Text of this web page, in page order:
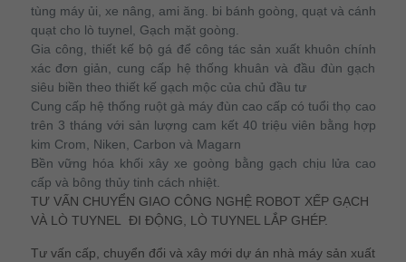
tùng máy ủi, xe nâng, ami ăng. bi bánh goòng, quạt và cánh
quạt cho lò tuynel, Gạch mặt goòng.
Gia công, thiết kế bộ gá để công tác sản xuất khuôn chính
xác đơn giản, cung cấp hệ thống khuân và đầu đùn gạch
siêu biền theo thiết kế gạch mộc của chủ đầu tư
Cung cấp hệ thống ruột gà máy đùn cao cấp có tuổi thọ cao
trên 3 tháng với sản lượng cam kết 40 triệu viên bằng hợp
kim Crom, Niken, Carbon và Magarn
Bền vững hóa khối xây xe goòng bằng gạch chịu lửa cao
cấp và bông thủy tinh cách nhiệt.
TƯ VẤN CHUYỂN GIAO CÔNG NGHỆ ROBOT XẾP GẠCH
VÀ LÒ TUYNEL ĐI ĐỘNG, LÒ TUYNEL LẮP GHÉP.
Tư vấn cấp, chuyển đổi và xây mới dự án nhà máy sản xuất